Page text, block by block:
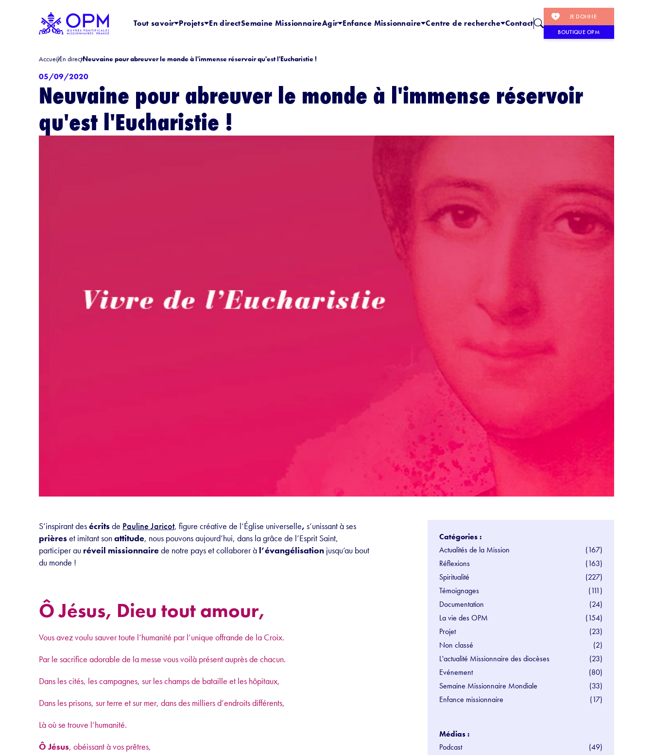
Tout savoir Projets En directSemaine MissionnaireAgir Enfance Missionnaire Centre de recherche Contact
JE DONNE
BOUTIQUE OPM
AccueilEn directNeuvaine pour abreuver le monde à l'immense réservoir qu'est l'Eucharistie !
05/09/2020
Neuvaine pour abreuver le monde à l'immense réservoir
qu'est l'Eucharistie !
S’inspirant desécritsde Pauline Jaricot, figure créative de l’Église universelle, s’unissant à ses
prièreset imitant sonattitude, nous pouvons aujourd’hui, dans la grâce de l’Esprit Saint,
participer au réveil missionnairede notre pays et collaborer à l’évangélisation jusqu’au bout
du monde !
Ô Jésus, Dieu tout amour,
Vous avez voulu sauver toute l’humanité par l’unique offrande de la Croix.
Par le sacrifice adorable de la messe vous voilà présent auprès de chacun.
Dans les cités, les campagnes, sur les champs de bataille et les hôpitaux,
Dans les prisons, sur terre et sur mer, dans des milliers d’endroits différents,
Là où se trouve l’humanité.
Ô Jésus, obéissant à vos prêtres,
Catégories :
Actualités de la Mission
(167)
Réflexions
(163)
Spiritualité
(227)
Témoignages
(111)
Documentation
(24)
La vie des OPM
(154)
Projet
(23)
Non classé
(2)
L'actualité Missionnaire des diocèses
(23)
Evénement
(80)
Semaine Missionnaire Mondiale
(33)
Enfance missionnaire
(17)
Médias :
Podcast
(49)